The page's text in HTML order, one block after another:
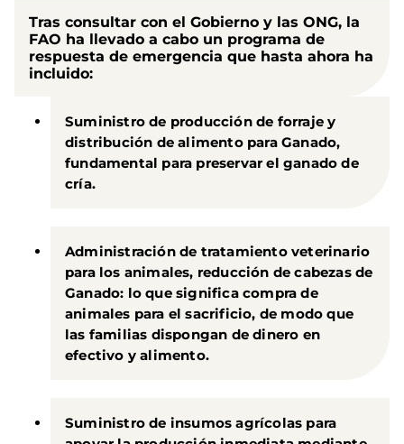
Tras consultar con el Gobierno y las ONG, la
FAO ha llevado a cabo un programa de
respuesta de emergencia que hasta ahora ha
incluido:
Suministro de producción de forraje y
distribución de alimento para Ganado,
fundamental para preservar el ganado de
cría.
Administración de tratamiento veterinario
para los animales, reducción de cabezas de
Ganado: lo que significa compra de
animales para el sacrificio, de modo que
las familias dispongan de dinero en
efectivo y alimento.
Suministro de insumos agrícolas para